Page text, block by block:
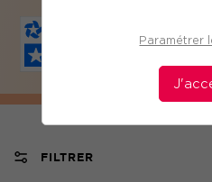
Paramétrer
FILTRER